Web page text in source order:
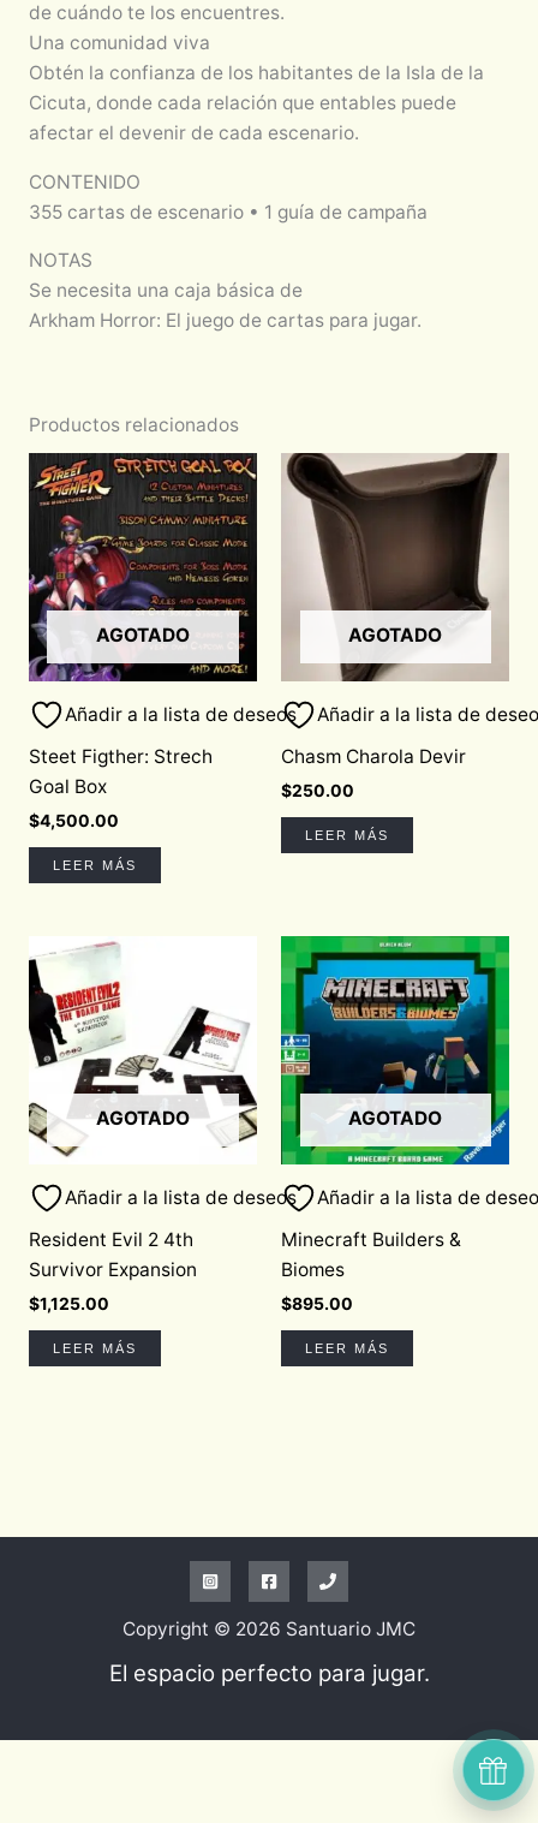
de cuándo te los encuentres.
Una comunidad viva
Obtén la confianza de los habitantes de la Isla de la
Cicuta, donde cada relación que entables puede
afectar el devenir de cada escenario.
CONTENIDO
355 cartas de escenario • 1 guía de campaña
NOTAS
Se necesita una caja básica de
Arkham Horror: El juego de cartas para jugar.
Productos relacionados
AGOTADO
Añadir a la lista de deseos
Steet Figther: Strech
Goal Box
$4,500.00
LEER MÁS
AGOTADO
Añadir a la lista de
Chasm Charola Devir
$250.00
LEER MÁS
AGOTADO
Añadir a la lista de deseos
Resident Evil 2 4th
Survivor Expansion
$1,125.00
LEER MÁS
AGOTADO
Añadir a la lista de
Minecraft Builders &
Biomes
$895.00
LEER MÁS
Copyright © 2026 Santuario JMC
El espacio perfecto para jugar.